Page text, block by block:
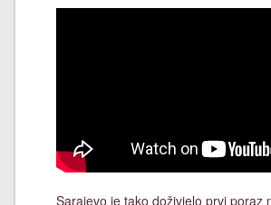
Sarajevo je tako doživjelo prvi poraz